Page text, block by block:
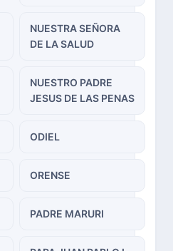
NUESTRA SEÑORA
DE LA SALUD
NUESTRO PADRE
JESUS DE LAS PENAS
ODIEL
ORENSE
PADRE MARURI